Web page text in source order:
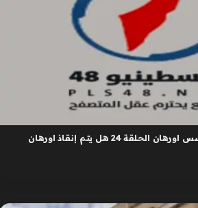
موعد عرض مسلسل المؤسس اورهان الحلقة 24 هل يتم إنقاذ اورهان